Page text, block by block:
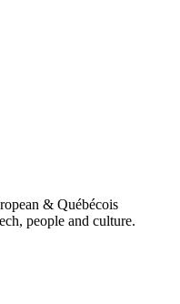
& Québécois
people and culture.